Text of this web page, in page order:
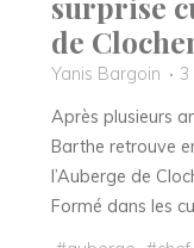
surprise
de
Yanis Bargoin
3
Après plusieurs
Barthe retrouve
l’Auberge de
Formé dans les